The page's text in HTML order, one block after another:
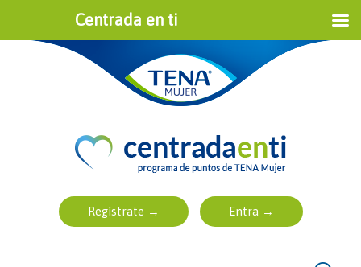
Centrada en ti